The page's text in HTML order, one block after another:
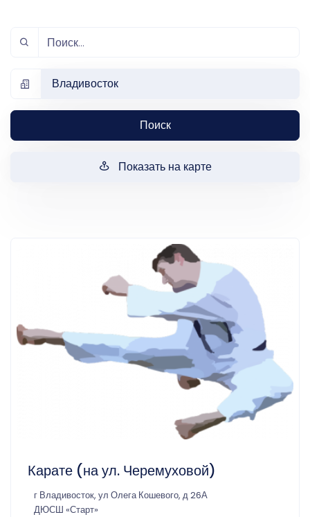
Владивосток
Поиск
Показать на карте
Карате (на ул. Черемуховой)
г Владивосток, ул Олега Кошевого, д 26А
ДЮСШ «Старт»